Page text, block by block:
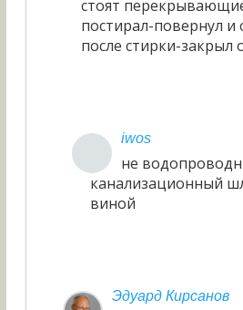
стоят
постирал-повернул и
после стирки-закрыл
iwos
не
канализационный
виной
Эдуард Кирсанов